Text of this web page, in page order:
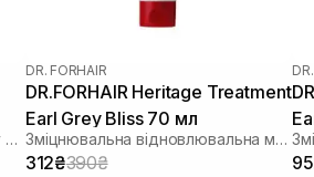
Відновлююча маска для об'єму волосся
DR. FORHAIR
DR.FORHAIR Heritage Treatment
Earl Grey Bliss 70 мл
Зміцнювальна відновлювальна маска-кондиціонер для шкіри голови та волосся
312₴390₴